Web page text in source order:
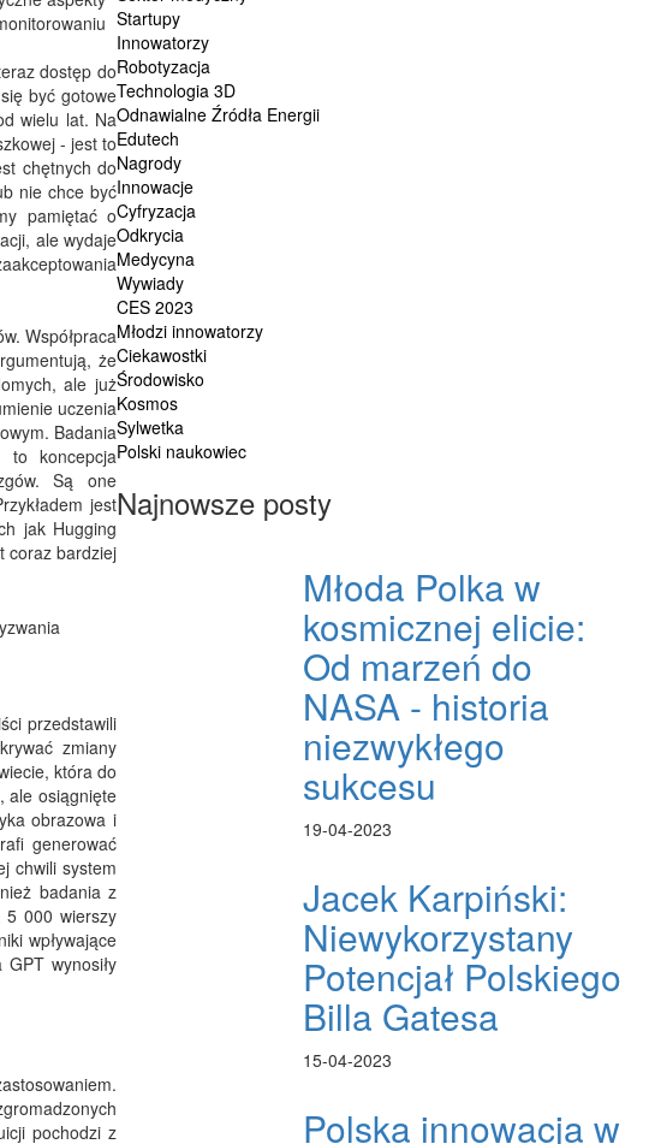
dostęp do
być gotowe
wielu lat. Na
- jest to
chętnych do
nie chce być
pamiętać o
ale wydaje
Współpraca
że
ale już
uczenia
Badania
to koncepcja
Są one
jest
jak Hugging
coraz bardziej
przedstawili
zmiany
która do
ale osiągnięte
obrazowa i
generować
chwili system
badania z
5 000 wierszy
wpływające
wynosiły
pochodzi z
Startupy
Innowatorzy
Robotyzacja
Technologia 3D
Odnawialne Źródła Energii
Edutech
Nagrody
Innowacje
Cyfryzacja
Odkrycia
Medycyna
Wywiady
CES 2023
Młodzi innowatorzy
Ciekawostki
Środowisko
Kosmos
Sylwetka
Polski naukowiec
Najnowsze posty
Młoda Polka w
kosmicznej elicie:
Od marzeń do
NASA - historia
niezwykłego
sukcesu
19-04-2023
Jacek Karpiński:
Niewykorzystany
Potencjał Polskiego
Billa Gatesa
15-04-2023
Polska innowacja w